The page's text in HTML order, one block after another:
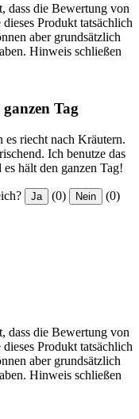
dass die Bewertung von
Produkt tatsächlich
aber grundsätzlich
Hinweis schließen
Tag
es riecht nach Kräutern.
Ich benutze das
hält den ganzen Tag!
Ja (0) Nein (0)
dass die Bewertung von
Produkt tatsächlich
aber grundsätzlich
Hinweis schließen